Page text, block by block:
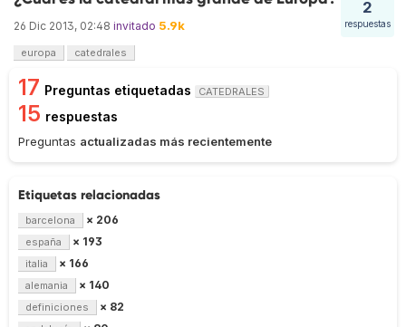
2
respuestas
26 Dic 2013, 02:48 invitado 5.9k
europa catedrales
17 Preguntas etiquetadas CATEDRALES
15 respuestas
Preguntas actualizadas más recientemente
Etiquetas relacionadas
barcelona × 206
españa × 193
italia × 166
alemania × 140
definiciones × 82